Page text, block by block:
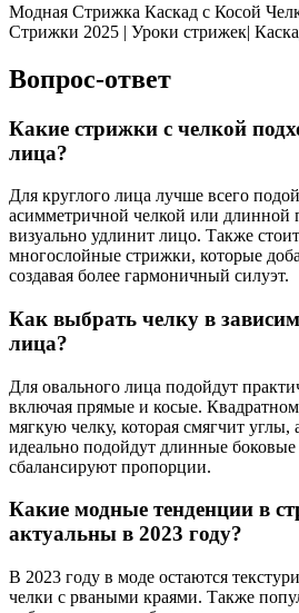
Модная Стрижка Каскад с Косой
Стрижки 2025 | Уроки стрижек|
Вопрос-ответ
Какие стрижки с челкой
лица?
Для круглого лица лучше всего
асимметричной челкой или длинной
визуально удлинит лицо. Также
многослойные стрижки, которые
создавая более гармоничный силуэт.
Как выбрать челку в
лица?
Для овального лица подойдут
включая прямые и косые.
мягкую челку, которая смягчит углы,
идеально подойдут длинные
сбалансируют пропорции.
Какие модные тенденции в
актуальны в 2023 году?
В 2023 году в моде остаются
челки с рваными краями. Также